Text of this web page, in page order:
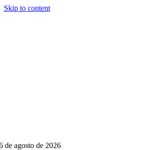
Skip to content
de agosto de 2026